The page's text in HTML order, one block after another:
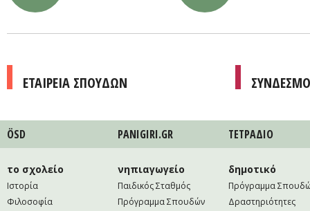
ΕΤΑΙΡΕΙΑ ΣΠΟΥΔΩΝ
ÖSD PANIGIRI.GR ΤΕΤΡAΔΙΟ
το σχολείο
Ιστορία
Φιλοσοφία
νηπιαγωγείο
Παιδικός Σταθμός
Πρόγραμμα Σπουδών
δημοτικό
Πρόγραμμα
Δραστηριότητες